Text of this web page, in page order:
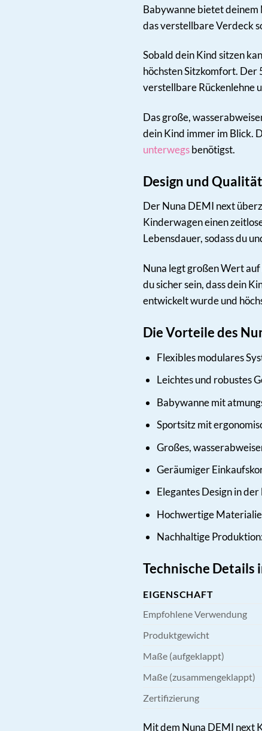
Babywanne bietet deinem
das verstellbare Verdeck
Sobald dein Kind sitzen
höchsten Sitzkomfort. Der
verstellbare Rückenlehne
Das große,
dein Kind immer im Blick.
unterwegsbenötigst.
Design und
Der Nuna DEMI next
Kinderwagen einen
Lebensdauer, sodass du
Nuna legt großen Wert
du sicher sein, dass dein
entwickelt wurde und
Die Vorteile des
Flexibles modulares
Leichtes und robustes
Babywanne mit
Sportsitz mit
Großes,
Geräumiger
Elegantes Design in
Hochwertige
Nachhaltige
Technische Details
EIGENSCHAFT
Empfohlene Verwendung
Produktgewicht
Maße (aufgeklappt)
Maße (zusammengeklappt)
Zertifizierung
Mit dem Nuna DEMI next